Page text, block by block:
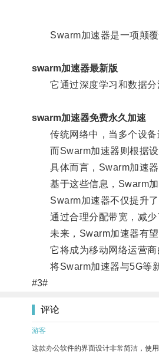
Swarm加速器是一项颠覆
swarm加速器最新版
它通过深度学习和数据分
swarm加速器免费永久加速
传统网络中，当多个设备
而Swarm加速器则根据设
具体而言，Swarm加速器
基于这些信息，Swarm加
Swarm加速器不仅提升了
通过合理分配带宽，减少
未来，Swarm加速器有望
它将成为移动网络运营商
将Swarm加速器与5G等新
#3#
评论
游客
这款办公软件的界面设计非常简洁，使